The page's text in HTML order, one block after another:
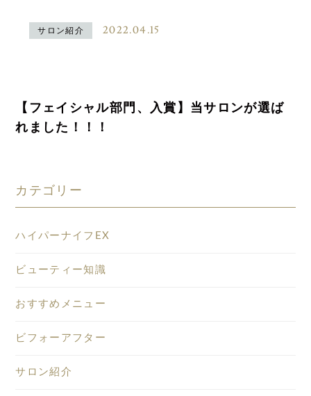
サロン紹介 2022.04.15
【フェイシャル部門、入賞】当サロンが選ば
れました！！！
カテゴリー
ハイパーナイフEX
ビューティー知識
おすすめメニュー
ビフォーアフター
サロン紹介